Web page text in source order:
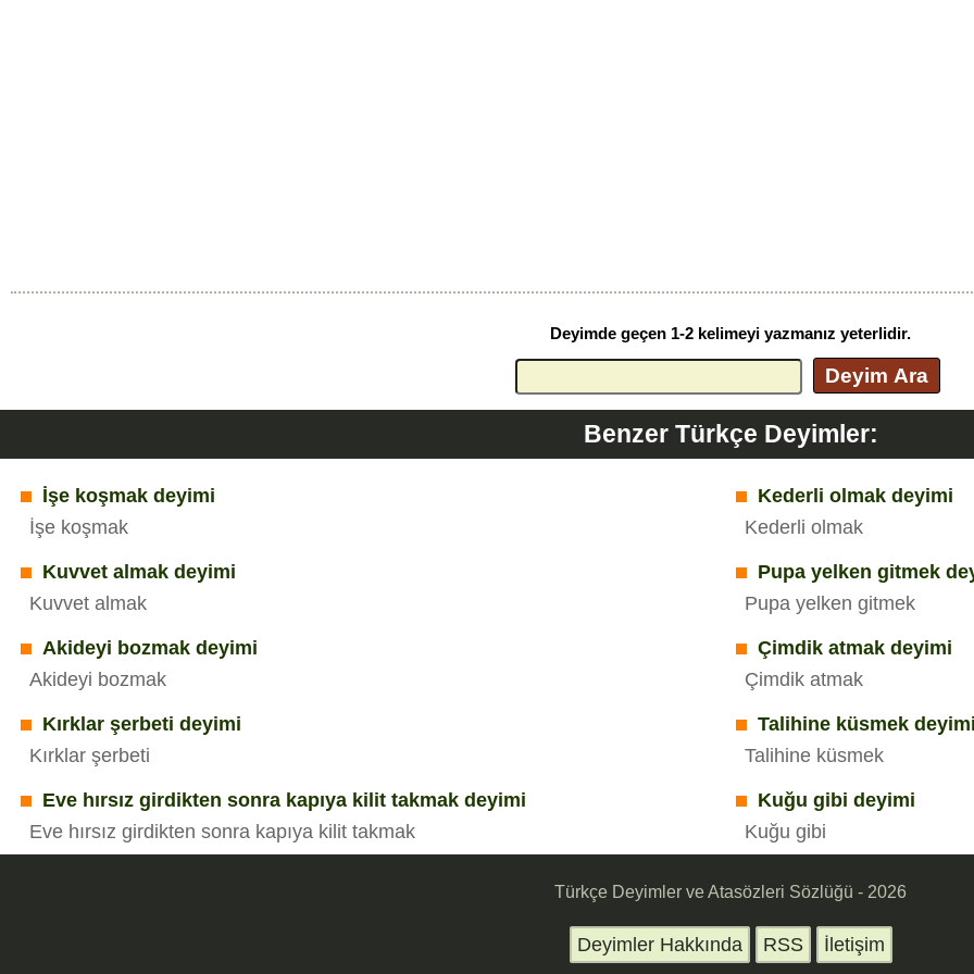
Deyimde geçen 1-2 kelimeyi yazmanız yeterlidir.
Deyim Ara
Benzer Türkçe Deyimler:
İşe koşmak deyimi
İşe koşmak
Kederli olmak deyimi
Kederli olmak
Kuvvet almak deyimi
Kuvvet almak
Pupa yelken gitmek
Pupa yelken gitmek
Akideyi bozmak deyimi
Akideyi bozmak
Çimdik atmak deyimi
Çimdik atmak
Kırklar şerbeti deyimi
Kırklar şerbeti
Talihine küsmek deyimi
Talihine küsmek
Eve hırsız girdikten sonra kapıya kilit takmak deyimi
Eve hırsız girdikten sonra kapıya kilit takmak
Kuğu gibi deyimi
Kuğu gibi
Türkçe Deyimler ve Atasözleri Sözlüğü - 2026
Deyimler Hakkında RSS İletişim